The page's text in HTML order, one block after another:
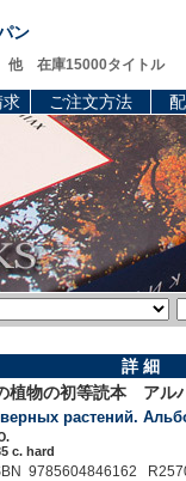
ン
他 在庫15000タイトル
求 ご注文方法
詳 細
植物の初等読本 アル
растений.
c. hard
9785604846162